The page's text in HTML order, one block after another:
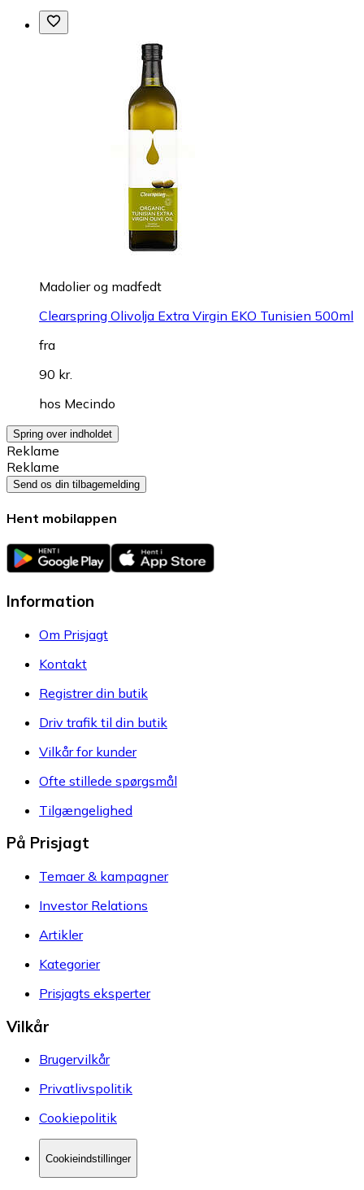
Madolier og madfedt
Clearspring Olivolja Extra Virgin EKO Tunisien 500ml
fra
90 kr.
hos Mecindo
Spring over indholdet
Reklame
Reklame
Send os din tilbagemelding
Hent mobilappen
Information
Om Prisjagt
Kontakt
Registrer din butik
Driv trafik til din butik
Vilkår for kunder
Ofte stillede spørgsmål
Tilgængelighed
På Prisjagt
Temaer & kampagner
Investor Relations
Artikler
Kategorier
Prisjagts eksperter
Vilkår
Brugervilkår
Privatlivspolitik
Cookiepolitik
Cookieindstillinger